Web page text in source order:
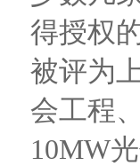
得授权
被评为
会工程
10MW